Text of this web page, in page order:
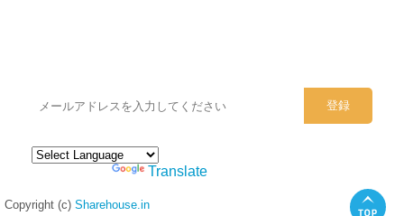
Translate
Copyright (c) Sharehouse.in